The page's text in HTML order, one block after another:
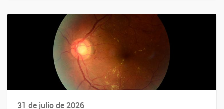
31 de julio de 2026